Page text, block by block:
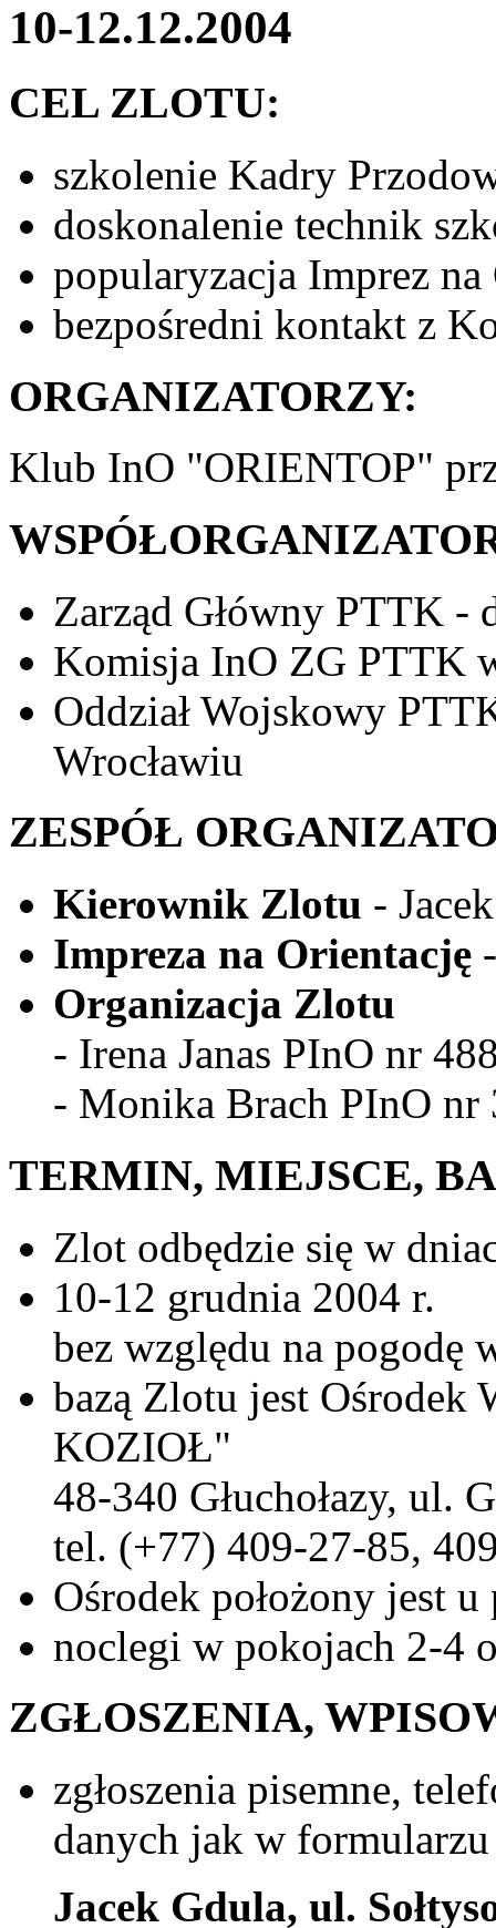
10-12.12.2004
CEL ZLOTU:
szkolenie Kadry
doskonalenie technik
popularyzacja Imprez na
bezpośredni kontakt z
ORGANIZATORZY:
Klub InO "ORIENTOP"
Zarząd Główny PTTK -
Komisja InO ZG PTTK
Oddział Wojskowy
Wrocławiu
ZESPÓŁ
Kierownik Zlotu -
Impreza na Orientację
Organizacja Zlotu
- Irena Janas PInO nr
- Monika Brach PInO nr
TERMIN, MIEJSCE,
Zlot odbędzie się w
10-12 grudnia 2004 r.
bez względu na pogodę
bazą Zlotu jest
KOZIOŁ"
48-340 Głuchołazy, ul.
tel. (+77) 409-27-85,
Ośrodek położony jest
noclegi w pokojach 2-4
ZGŁOSZENIA,
zgłoszenia pisemne,
danych jak w formularzu
Jacek Gdula, ul.